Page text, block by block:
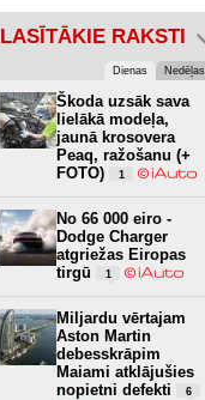
LASĪTĀKIE RAKSTI
Dienas Nedēļas
Škoda uzsāk sava
lielākā modeļa,
jaunā krosovera
Peaq, ražošanu (+
FOTO)
1
No 66 000 eiro -
Dodge Charger
atgriežas Eiropas
tirgū
1
Miljardu vērtajam
Aston Martin
debesskrāpim
Maiami atklājušies
nopietni defekti
6